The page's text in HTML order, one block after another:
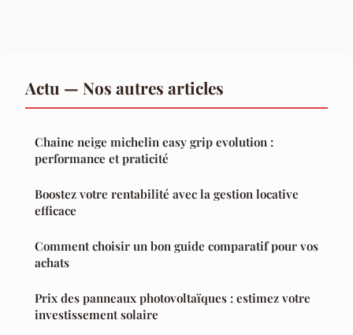
Actu — Nos autres articles
Chaine neige michelin easy grip evolution :
performance et praticité
Boostez votre rentabilité avec la gestion locative
efficace
Comment choisir un bon guide comparatif pour vos
achats
Prix des panneaux photovoltaïques : estimez votre
investissement solaire